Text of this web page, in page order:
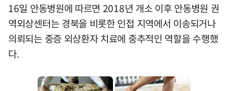
16일 안동병원에 따르면 2018년 개소 이후 안동병원 권
역외상센터는 경북을 비롯한 인접 지역에서 이송되거나
의뢰되는 중증 외상환자 치료에 중추적인 역할을 수행했
다.